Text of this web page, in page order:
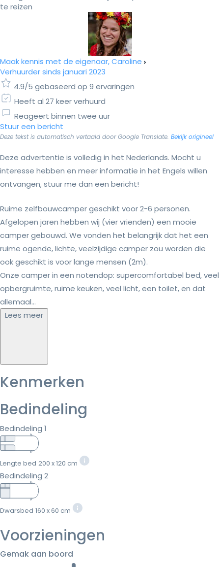
te reizen
Maak kennis met de eigenaar, Caroline
Verhuurder sinds januari 2023
4.9/5 gebaseerd op 9 ervaringen
Heeft al 27 keer verhuurd
Reageert binnen twee uur
Stuur een bericht
Deze tekst is automatisch vertaald door Google Translate. Bekijk origineel
Deze advertentie is volledig in het Nederlands. Mocht u
interesse hebben en meer informatie in het Engels willen
ontvangen, stuur me dan een bericht!
Ruime zelfbouwcamper geschikt voor 2-6 personen.
Afgelopen jaren hebben wij (vier vrienden) een mooie
camper gebouwd. We vonden het belangrijk dat het een
ruime ogende, lichte, veelzijdige camper zou worden die
ook geschikt is voor lange mensen (2m).
Onze camper in een notendop: supercomfortabel bed, veel
opbergruimte, ruime keuken, veel licht, een toilet, en dat
allemaal...
Lees meer
Kenmerken
Bedindeling
Bedindeling 1
Lengte bed 200 x 120 cm
Bedindeling 2
Dwarsbed 160 x 60 cm
Voorzieningen
Gemak aan boord